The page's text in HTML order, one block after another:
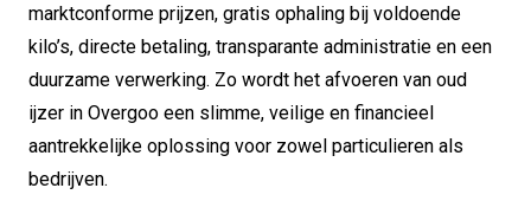
marktconforme prijzen, gratis ophaling bij voldoende
kilo’s, directe betaling, transparante administratie en een
duurzame verwerking. Zo wordt het afvoeren van oud
ijzer in Overgoo een slimme, veilige en financieel
aantrekkelijke oplossing voor zowel particulieren als
bedrijven.